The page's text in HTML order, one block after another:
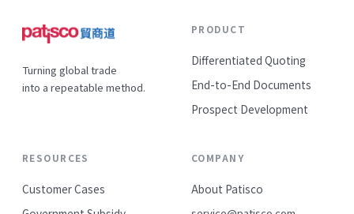
Turning global trade
into a repeatable method.
PRODUCT
Differentiated Quoting
End-to-End Documents
Prospect Development
RESOURCES
Customer Cases
COMPANY
About Patisco